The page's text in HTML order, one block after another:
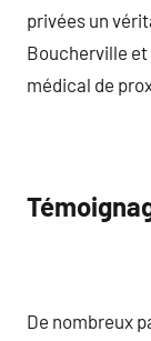
privées un
Boucherville
médical de
De nombreux